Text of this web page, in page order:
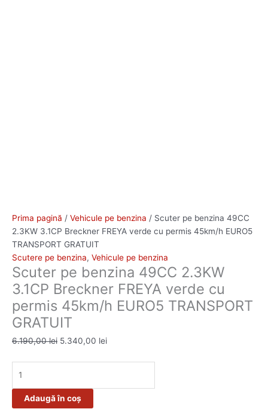
Prima pagină / Vehicule pe benzina / Scuter pe benzina 49CC
2.3KW 3.1CP Breckner FREYA verde cu permis 45km/h EURO5
TRANSPORT GRATUIT
Scutere pe benzina, Vehicule pe benzina
Scuter pe benzina 49CC 2.3KW
3.1CP Breckner FREYA verde cu
permis 45km/h EURO5 TRANSPORT
GRATUIT
6.190,00lei 5.340,00 lei
Adaugă în coș